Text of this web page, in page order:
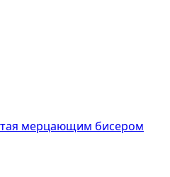
мерцающим бисером